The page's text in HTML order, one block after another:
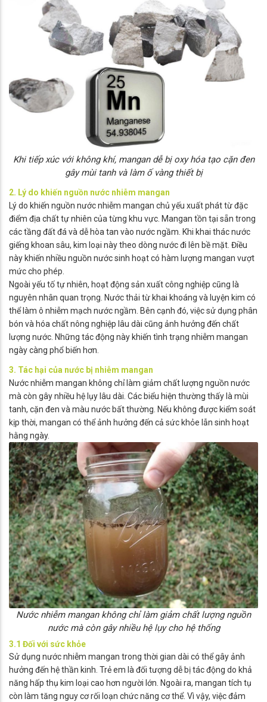
Khi tiếp xúc với không khí, mangan dễ bị oxy hóa tạo cặn đen
gây mùi tanh và làm ố vàng thiết bị
2. Lý do khiến nguồn nước nhiễm mangan
Lý do khiến nguồn nước nhiễm mangan chủ yếu xuất phát từ đặc
điểm địa chất tự nhiên của từng khu vực. Mangan tồn tại sẵn trong
các tầng đất đá và dễ hòa tan vào nước ngầm. Khi khai thác nước
giếng khoan sâu, kim loại này theo dòng nước đi lên bề mặt. Điều
này khiến nhiều nguồn nước sinh hoạt có hàm lượng mangan vượt
mức cho phép.
Ngoài yếu tố tự nhiên, hoạt động sản xuất công nghiệp cũng là
nguyên nhân quan trọng. Nước thải từ khai khoáng và luyện kim có
thể làm ô nhiễm mạch nước ngầm. Bên cạnh đó, việc sử dụng phân
bón và hóa chất nông nghiệp lâu dài cũng ảnh hưởng đến chất
lượng nước. Những tác động này khiến tình trạng nhiễm mangan
ngày càng phổ biến hơn.
3. Tác hại của nước bị nhiễm mangan
Nước nhiễm mangan không chỉ làm giảm chất lượng nguồn nước
mà còn gây nhiều hệ lụy lâu dài. Các biểu hiện thường thấy là mùi
tanh, cặn đen và màu nước bất thường. Nếu không được kiểm soát
kịp thời, mangan có thể ảnh hưởng đến cả sức khỏe lẫn sinh hoạt
hằng ngày.
Nước nhiễm mangan không chỉ làm giảm chất lượng nguồn
nước mà còn gây nhiều hệ lụy cho hệ thống
3.1 Đối với sức khỏe
Sử dụng nước nhiễm mangan trong thời gian dài có thể gây ảnh
hưởng đến hệ thần kinh. Trẻ em là đối tượng dễ bị tác động do khả
năng hấp thụ kim loại cao hơn người lớn. Ngoài ra, mangan tích tụ
còn làm tăng nguy cơ rối loạn chức năng cơ thể. Vì vậy, việc đảm